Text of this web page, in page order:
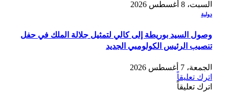
السبت، 8 أغسطس 2026
دولية
وصول السيد بوريطة إلى كالي لتمثيل جلالة الملك في حفل
تنصيب الرئيس الكولومبي الجديد
الجمعة، 7 أغسطس 2026
اترك تعليقاً
اترك تعليقاً